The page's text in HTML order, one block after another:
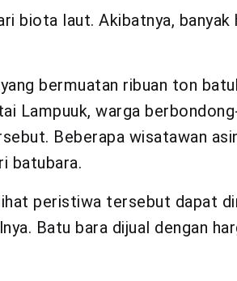
biota laut. Akibatnya, banyak
bermuatan ribuan ton
Lampuuk, warga
Beberapa wisatawan
batubara.
peristiwa tersebut dapat
Batu bara dijual dengan